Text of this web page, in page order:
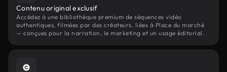
Contenu original exclusif
Accédez à une bibliothèque premium de séquences vidéo
authentiques, filmées par des créateurs, liées à Place du marché
— conçues pour la narration, le marketing et un usage éditorial.